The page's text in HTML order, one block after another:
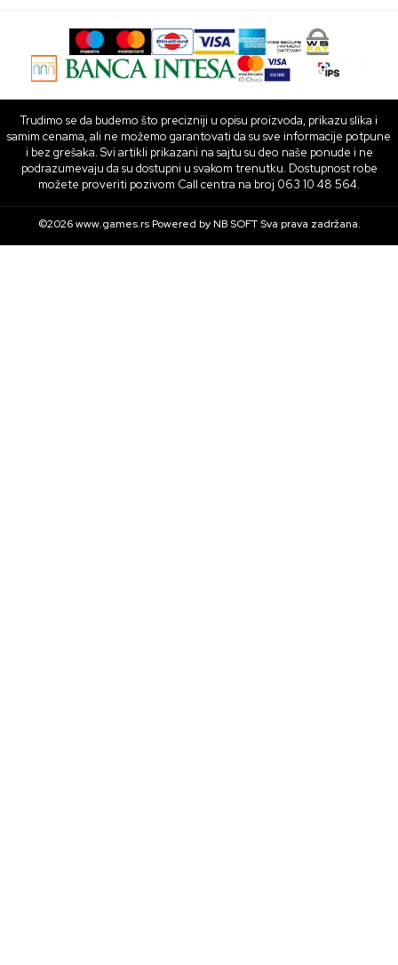
Trudimo se da budemo što precizniji u opisu proizvoda, prikazu slika i
samim cenama, ali ne možemo garantovati da su sve informacije potpune
i bez grešaka. Svi artikli prikazani na sajtu su deo naše ponude i ne
podrazumevaju da su dostupni u svakom trenutku. Dostupnost robe
možete proveriti pozivom Call centra na broj 063 10 48 564.
©2026www.games.rs Powered byNB SOFTSva prava zadržana.